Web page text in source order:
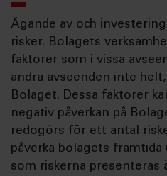
Ägande av och
risker. Bolagets
faktorer som i vissa
andra avseenden inte
Bolaget. Dessa faktorer
negativ påverkan på
redogörs för ett antal
påverka bolagets
som riskerna presenteras